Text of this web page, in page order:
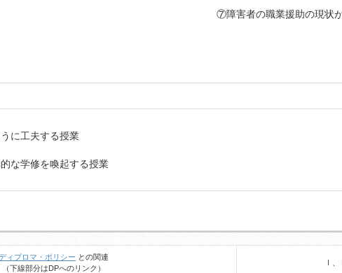
資源が分かる。 ⑦障害者の職業援助の現状が
に工夫する授業
な学修を喚起する授業
ィプロマ・ポリシー との関連
（下線部分はDPへのリンク）
Ⅰ